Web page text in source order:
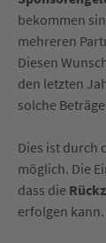
bekommen
mehreren
Diesen
den letzten
solche
Dies ist durch
möglich. Die
dass die
erfolgen kann.